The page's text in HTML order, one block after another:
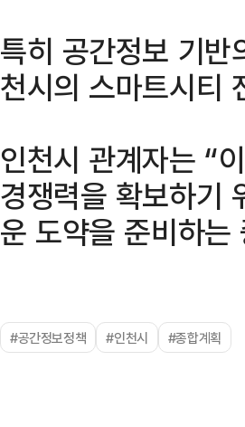
특히 공간정보 기
천시의 스마트시티
인천시 관계자는 “
경쟁력을 확보하기
운 도약을 준비하
#공간정보정책 #인천시 #종합계획